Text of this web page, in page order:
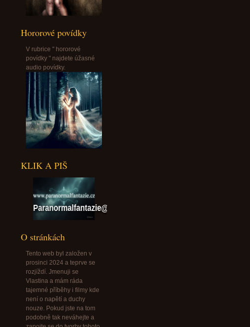
Hororové povídky
V rubrice " hororové
povídky " najdete úžasné
audio povídky.
KLIK A PIŠ
Paranormalfantazie@paranormalfantazie.cz
O stránkách
Tento web byl založen v
prosinci 2024 a teprve se
rozjíždí. Jmenuji se
Vlastina a mám ráda
tajemné příběhy i filmy kde
není o napětí a duchy
nouze. Pokud jste na tom
podobně tak neváhejte a